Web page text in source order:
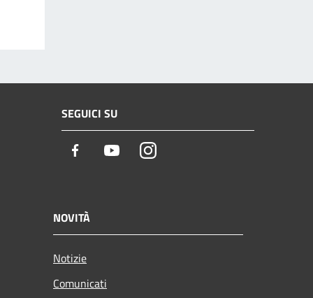
SEGUICI SU
Facebook YoutubeInstagram
NOVITÀ
Notizie
Comunicati